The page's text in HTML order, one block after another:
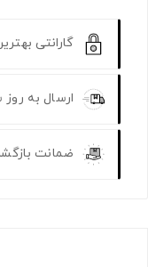
گارانتی
ارسال به
ضمانت